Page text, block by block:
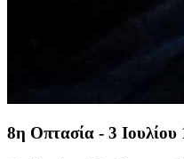
8η Οπτασία - 3 Ιουλίου